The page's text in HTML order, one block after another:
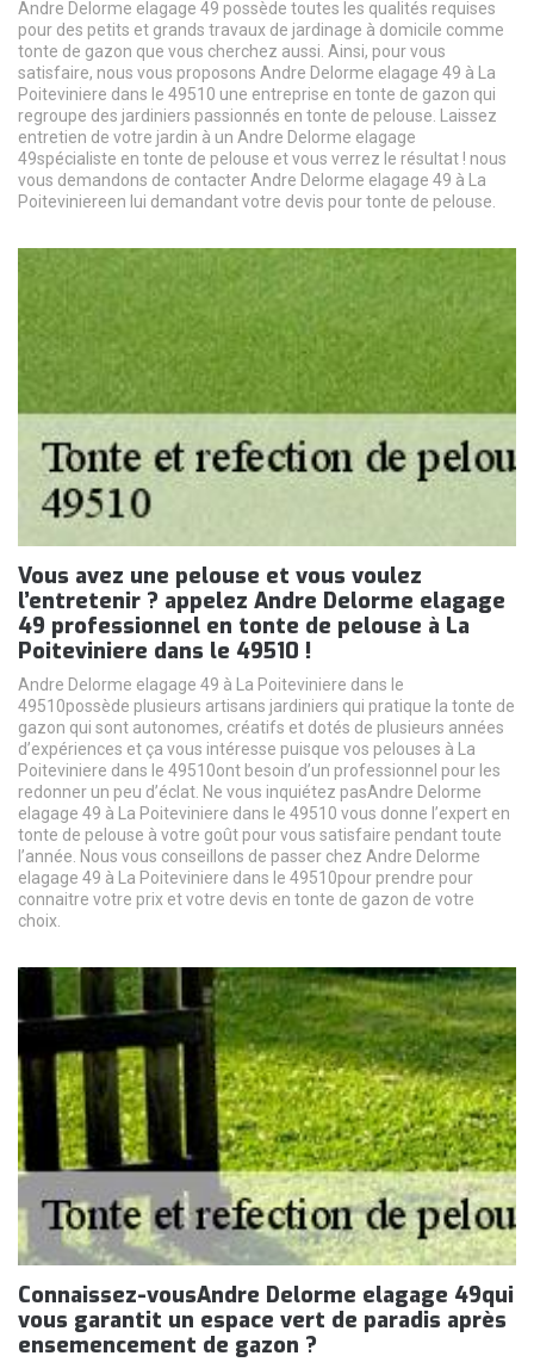
Andre Delorme elagage 49 possède toutes les qualités requises
pour des petits et grands travaux de jardinage à domicile comme
tonte de gazon que vous cherchez aussi. Ainsi, pour vous
satisfaire, nous vous proposons Andre Delorme elagage 49 à La
Poiteviniere dans le 49510 une entreprise en tonte de gazon qui
regroupe des jardiniers passionnés en tonte de pelouse. Laissez
entretien de votre jardin à un Andre Delorme elagage
49spécialiste en tonte de pelouse et vous verrez le résultat ! nous
vous demandons de contacter Andre Delorme elagage 49 à La
Poiteviniereen lui demandant votre devis pour tonte de pelouse.
Vous avez une pelouse et vous voulez
l’entretenir ? appelez Andre Delorme elagage
49 professionnel en tonte de pelouse à La
Poiteviniere dans le 49510 !
Andre Delorme elagage 49 à La Poiteviniere dans le
49510possède plusieurs artisans jardiniers qui pratique la tonte de
gazon qui sont autonomes, créatifs et dotés de plusieurs années
d’expériences et ça vous intéresse puisque vos pelouses à La
Poiteviniere dans le 49510ont besoin d’un professionnel pour les
redonner un peu d’éclat. Ne vous inquiétez pasAndre Delorme
elagage 49 à La Poiteviniere dans le 49510 vous donne l’expert en
tonte de pelouse à votre goût pour vous satisfaire pendant toute
l’année. Nous vous conseillons de passer chez Andre Delorme
elagage 49 à La Poiteviniere dans le 49510pour prendre pour
connaitre votre prix et votre devis en tonte de gazon de votre
choix.
Connaissez-vousAndre Delorme elagage 49qui
vous garantit un espace vert de paradis après
ensemencement de gazon ?